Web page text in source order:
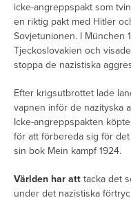
icke-angreppspakt som
en riktig pakt med Hitler
Sovjetunionen. I München
Tjeckoslovakien och
stoppa de nazistiska
Efter krigsutbrottet lade
vapnen inför de nazityska
Icke-angreppspakten
för att förbereda sig för
sin bok Mein kampf 1924.
Världen har att tacka det
under det nazistiska